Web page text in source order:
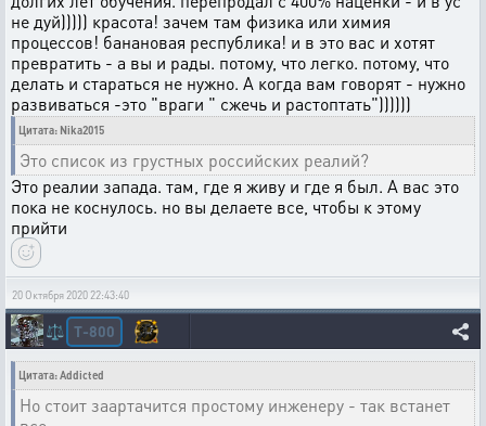
не дуй))))) красота! зачем там физика или химия
процессов! банановая республика! и в это вас и хотят
превратить - а вы и рады. потому, что легко. потому, что
делать и стараться не нужно. А когда вам говорят - нужно
развиваться -это "враги " сжечь и растоптать"))))))
Цитата: Nika2015
Это список из грустных российских реалий?
Это реалии запада. там, где я живу и где я был. А вас это
пока не коснулось. но вы делаете все, чтобы к этому
прийти
20 Октября 2020 22:43:40
⚖️ T-800
Цитата: Addicted
Но стоит заартачится простому инженеру - так встанет